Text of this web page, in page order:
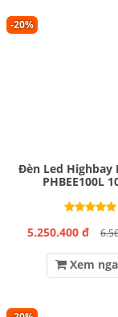
-20%
Đèn Led Highbay
PHBEE100L
5.250.400 đ
Xem